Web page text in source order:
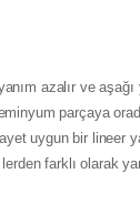
azalır ve
parçaya
uygun bir lineer
farklı olarak